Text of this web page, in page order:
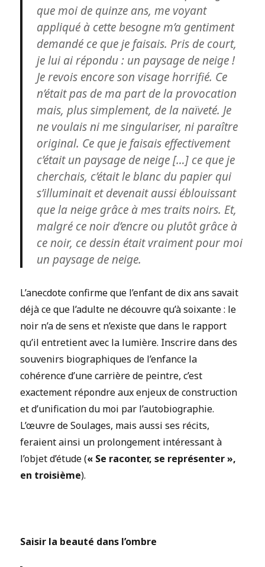
que moi de quinze ans, me voyant
appliqué à cette besogne m’a gentiment
demandé ce que je faisais. Pris de court,
je lui ai répondu : un paysage de neige !
Je revois encore son visage horrifié. Ce
n’était pas de ma part de la provocation
mais, plus simplement, de la naïveté. Je
ne voulais ni me singulariser, ni paraître
original. Ce que je faisais effectivement
c’était un paysage de neige […] ce que je
cherchais, c’était le blanc du papier qui
s’illuminait et devenait aussi éblouissant
que la neige grâce à mes traits noirs. Et,
malgré ce noir d’encre ou plutôt grâce à
ce noir, ce dessin était vraiment pour moi
un paysage de neige.
L’anecdote confirme que l’enfant de dix ans savait
déjà ce que l’adulte ne découvre qu’à soixante : le
noir n’a de sens et n’existe que dans le rapport
qu’il entretient avec la lumière. Inscrire dans des
souvenirs biographiques de l’enfance la
cohérence d’une carrière de peintre, c’est
exactement répondre aux enjeux de construction
et d’unification du moi par l’autobiographie.
L’œuvre de Soulages, mais aussi ses récits,
feraient ainsi un prolongement intéressant à
l’objet d’étude (« Se raconter, se représenter »,
en troisième).
Saisir la beauté dans l’ombre